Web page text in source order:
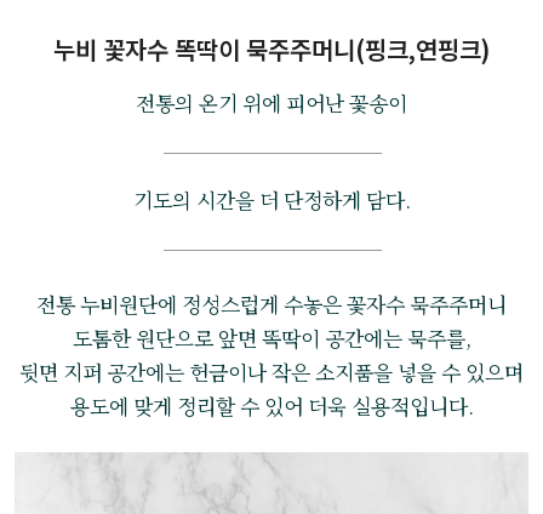
누비 꽃자수 똑딱이 묵주주머니(핑크,연핑크)
전통의 온기 위에 피어난 꽃송이
기도의 시간을 더 단정하게 담다.
전통 누비원단에 정성스럽게 수놓은 꽃자수 묵주주머니
도톰한 원단으로 앞면 똑딱이 공간에는 묵주를,
뒷면 지퍼 공간에는 헌금이나 작은 소지품을 넣을 수 있으며
용도에 맞게 정리할 수 있어 더욱 실용적입니다.